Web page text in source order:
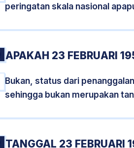
peringatan skala nasional
APAKAH 23 FEBRUARI
Bukan, status dari
sehingga bukan merupakan
TANGGAL 23 FEBRUARI